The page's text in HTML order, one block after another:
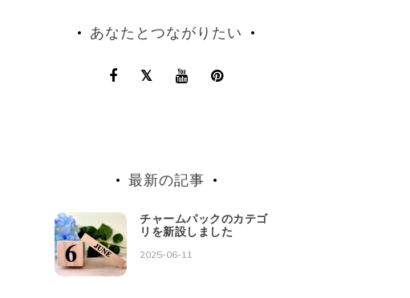
あなたとつながりたい
最新の記事
チャームパックのカテゴ
リを新設しました
2025-06-11